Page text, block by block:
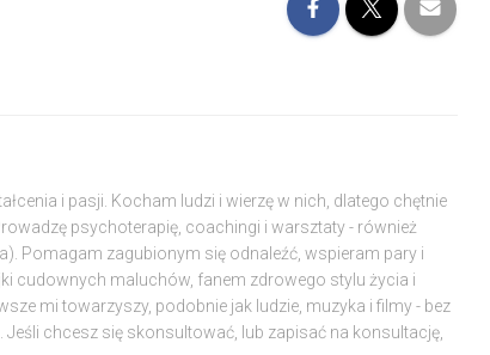
i pasji. Kocham ludzi i wierzę w nich, dlatego chętnie
psychoterapię, coachingi i warsztaty - również
Pomagam zagubionym się odnaleźć, wspieram pary i
cudownych maluchów, fanem zdrowego stylu życia i
mi towarzyszy, podobnie jak ludzie, muzyka i filmy - bez
Jeśli chcesz się skonsultować, lub zapisać na konsultację,